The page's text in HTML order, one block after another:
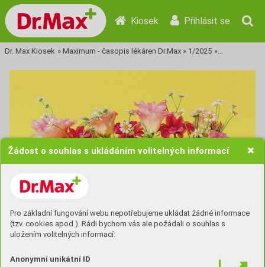
Žádost o souhlas s ukládáním volitelných informací
Pro základní fungování webu nepotřebujeme ukládat žádné informace
(tzv. cookies apod.). Rádi bychom vás ale požádali o souhlas s
uložením volitelných informací:
Anonymní unikátní ID
Kiosek Přihlásit se
Dr. Max Kiosek » Maximum - časopis lékáren Dr.Max » 1/2025 » Tisková